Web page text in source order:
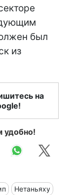
был
из
на
удобно!
Нетаньяху